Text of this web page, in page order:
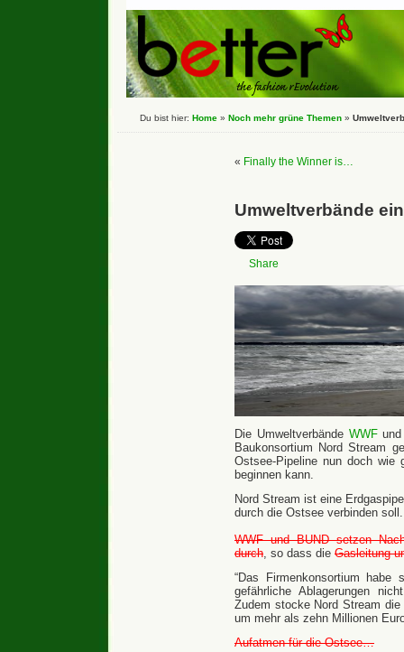
Du bist hier: Home » Noch mehr grüne Themen »
« Finally the Winner is…
Umweltverbände
Share
Die Umweltverbände WWF
Baukonsortium Nord Stream
Ostsee-Pipeline nun doch wie
beginnen kann.
Nord Stream ist eine
durch die Ostsee verbinden
WWF und BUND setzen
durch, so dass die Gasleitung
“Das Firmenkonsortium habe
gefährliche Ablagerungen
Zudem stocke Nord Stream
um mehr als zehn Millionen
Aufatmen für die Ostsee…